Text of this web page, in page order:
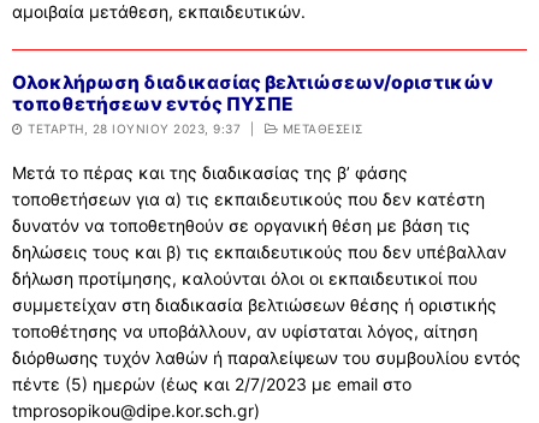
αμοιβαία μετάθεση, εκπαιδευτικών.
Ολοκλήρωση διαδικασίας βελτιώσεων/οριστικών
τοποθετήσεων εντός ΠΥΣΠΕ
ΤΕΤΆΡΤΗ, 28 ΙΟΥΝΊΟΥ 2023, 9:37 ΜΕΤΑΘΕΣΕΙΣ
Μετά το πέρας και της διαδικασίας της β’ φάσης
τοποθετήσεων για α) τις εκπαιδευτικούς που δεν κατέστη
δυνατόν να τοποθετηθούν σε οργανική θέση με βάση τις
δηλώσεις τους και β) τις εκπαιδευτικούς που δεν υπέβαλλαν
δήλωση προτίμησης, καλούνται όλοι οι εκπαιδευτικοί που
συμμετείχαν στη διαδικασία βελτιώσεων θέσης ή οριστικής
τοποθέτησης να υποβάλλουν, αν υφίσταται λόγος, αίτηση
διόρθωσης τυχόν λαθών ή παραλείψεων του συμβουλίου εντός
πέντε (5) ημερών (έως και 2/7/2023 με email στο
tmprosopikou@dipe.kor.sch.gr)